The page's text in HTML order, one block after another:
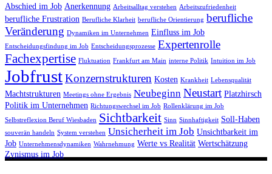
Abschied im Job Anerkennung Arbeitsalltag verstehen Arbeitszufriedenheit
berufliche Frustration Berufliche Klarheit berufliche Orientierung berufliche
Veränderung Dynamiken im Unternehmen Einfluss im Job
Entscheidungsfindung im Job Entscheidungsprozesse Expertenrolle
Fachexpertise Fluktuation Frankfurt am Main interne Politik Intuition im Job
JobfrustKonzernstrukturen Kosten Krankheit Lebensqualität
Machtstrukturen Meetings ohne Ergebnis Neubeginn Neustart Platzhirsch
Politik im Unternehmen Richtungswechsel im Job Rollenklärung im Job
Selbstreflexion Beruf Wiesbaden Sichtbarkeit Sinn Sinnhaftigkeit Soll-Haben
souverän handeln System verstehen Unsicherheit im Job Unsichtbarkeit im
Job Unternehmensdynamiken Wahrnehmung Werte vs Realität Wertschätzung
Zynismus im Job